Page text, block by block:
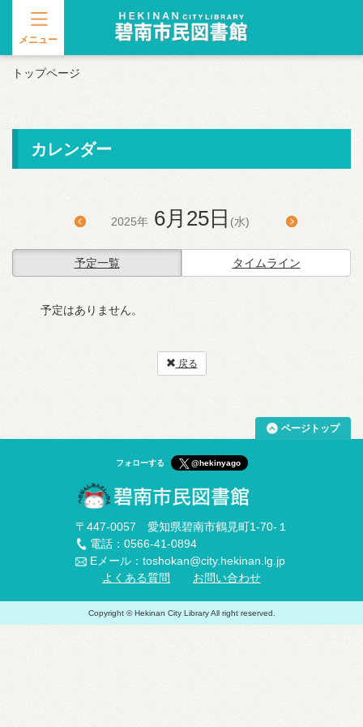
メニュー
トップページ
カレンダー
2025年6月25日 (水)
予定一覧 タイムライン
予定はありません。
戻る
ページトップ
フォローする @hekinyago
〒447-0057 愛知県碧南市鶴見町1-70-１
電話：0566-41-0894
Eメール：toshokan@city.hekinan.lg.jp
よくある質問
お問い合わせ
Copyright © Hekinan City Library All right reserved.